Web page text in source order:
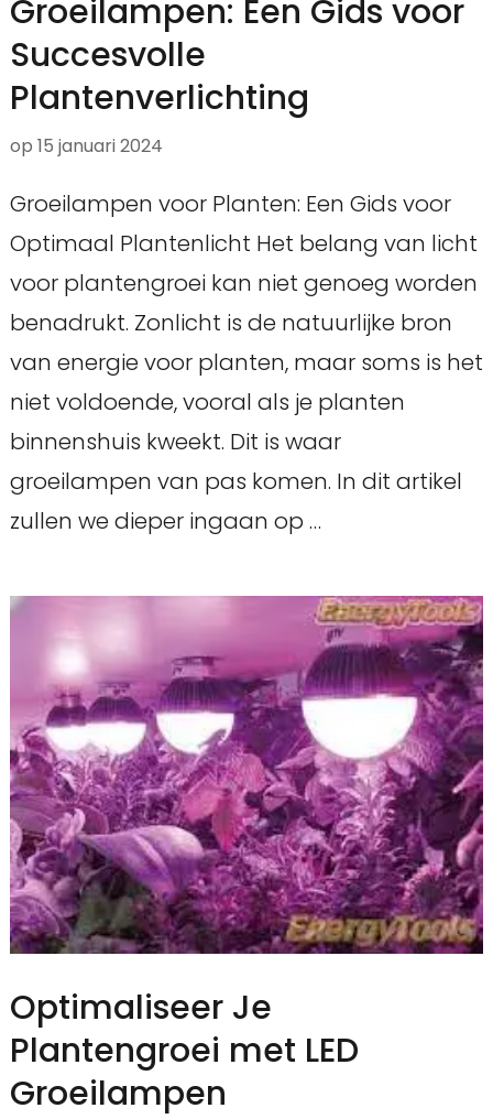
Groeilampen: Een Gids voor
Succesvolle
Plantenverlichting
op 15 januari 2024
Groeilampen voor Planten: Een Gids voor
Optimaal Plantenlicht Het belang van licht
voor plantengroei kan niet genoeg worden
benadrukt. Zonlicht is de natuurlijke bron
van energie voor planten, maar soms is het
niet voldoende, vooral als je planten
binnenshuis kweekt. Dit is waar
groeilampen van pas komen. In dit artikel
zullen we dieper ingaan op …
Optimaliseer Je
Plantengroei met LED
Groeilampen